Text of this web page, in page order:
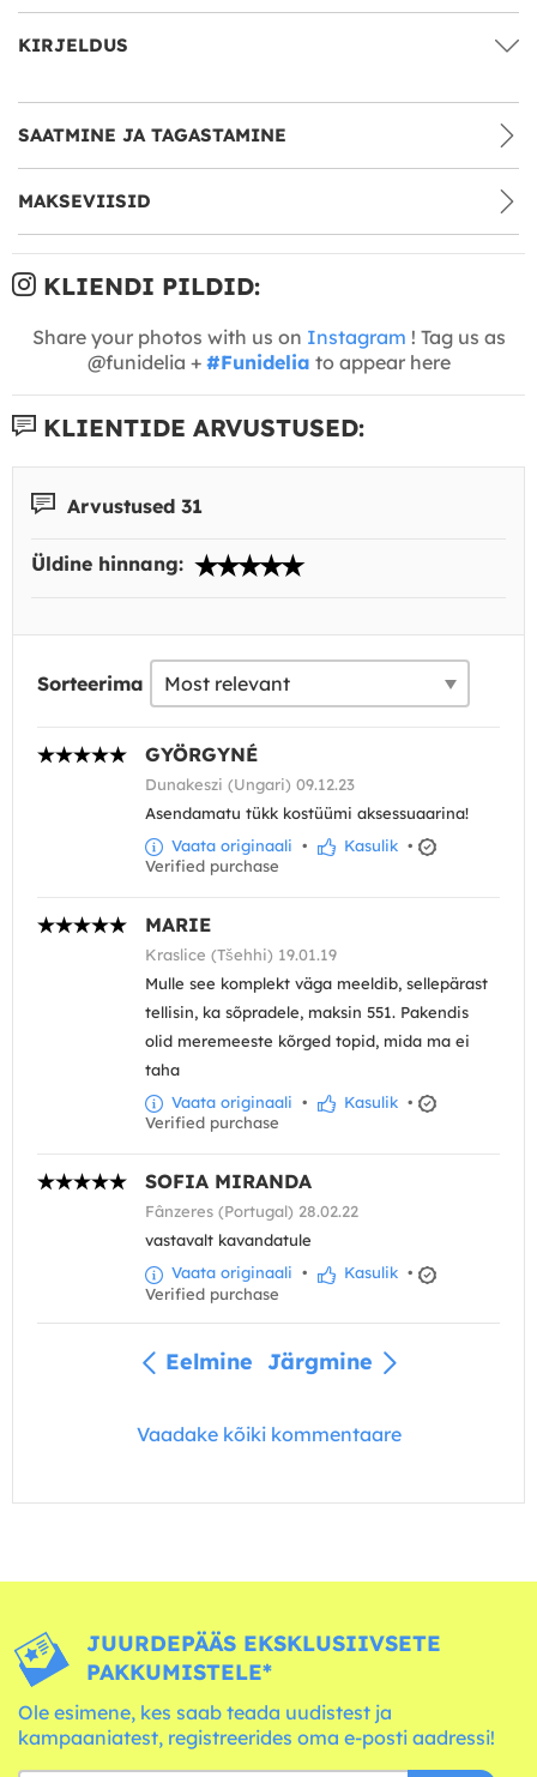
KIRJELDUS
SAATMINE JA TAGASTAMINE
MAKSEVIISID
KLIENDI PILDID:
Share your photos with us on Instagram ! Tag us as
@funidelia + #Funidelia to appear here
KLIENTIDE ARVUSTUSED:
Arvustused 31
Üldine hinnang:
Sorteerima
GYÖRGYNÉ
Dunakeszi (Ungari) 09.12.23
Asendamatu tükk kostüümi aksessuaarina!
Vaata originaali • Kasulik •
Verified purchase
MARIE
Kraslice (Tšehhi) 19.01.19
Mulle see komplekt väga meeldib, sellepärast
tellisin, ka sõpradele, maksin 551. Pakendis
olid meremeeste kõrged topid, mida ma ei
taha
Vaata originaali • Kasulik •
Verified purchase
SOFIA MIRANDA
Fânzeres (Portugal) 28.02.22
vastavalt kavandatule
Vaata originaali • Kasulik •
Verified purchase
Eelmine Järgmine
Vaadake kõiki kommentaare
JUURDEPÄÄS EKSKLUSIIVSETE
PAKKUMISTELE*
Ole esimene, kes saab teada uudistest ja
kampaaniatest, registreerides oma e-posti aadressi!